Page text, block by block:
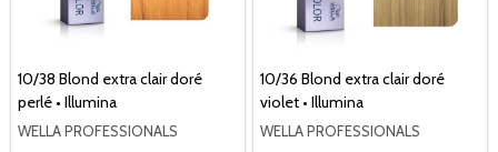
10/38 Blond extra clair doré
perlé • Illumina
WELLA PROFESSIONALS
10/36 Blond extra clair doré
violet • Illumina
WELLA PROFESSIONALS